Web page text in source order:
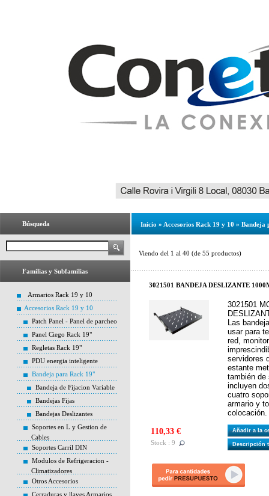
Búsqueda
Familias y Subfamilias
Armarios Rack 19 y 10
Accesorios Rack 19 y 10
Patch Panel - Panel de parcheo
Panel Ciego Rack 19"
Regletas Rack 19"
PDU energia inteligente
Bandeja para Rack 19"
Bandeja de Fijacion Variable
Bandejas Fijas
Bandejas Deslizantes
Soportes en L y Gestion de
Cables
Soportes Carril DIN
Modulos de Refrigeracion -
Climatizadores
Otros Accesorios
Cerraduras y llaves Armarios
Inicio » Accesorios Rack 19 y 10 » Bandeja
Viendo del 1 al 40 (de 55 productos)
3021501 BANDEJA DESLIZANTE
3021501
Las
usar para
red,
servidores
estante
también de
incluyen
cuatro
armario y
colocación.
110,33 €
Stock : 9
Añadir a la
Descripción